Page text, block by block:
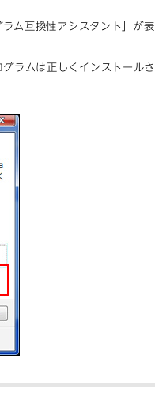
ム互換性アシスタント」が表
ラムは正しくインストールさ